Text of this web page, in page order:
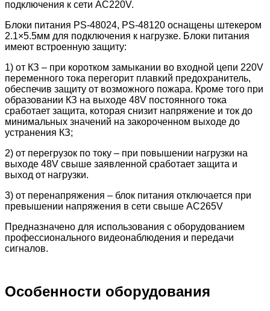
подключения к сети AC220V.
Блоки питания PS-48024, PS-48120 оснащены штекером
2.1×5.5мм для подключения к нагрузке. Блоки питания
имеют встроенную защиту:
1) от КЗ – при коротком замыкании во входной цепи 220V
переменного тока перегорит плавкий предохранитель,
обеспечив защиту от возможного пожара. Кроме того при
образовании КЗ на выходе 48V постоянного тока
сработает защита, которая снизит напряжение и ток до
минимальных значений на закороченном выходе до
устранения КЗ;
2) от перегрузок по току – при повышении нагрузки на
выходе 48V свыше заявленной сработает защита и
выход от нагрузки.
3) от перенапряжения – блок питания отключается при
превышении напряжения в сети свыше AC265V
Предназначено для использования с оборудованием
профессионального видеонаблюдения и передачи
сигналов.
Особенности оборудования